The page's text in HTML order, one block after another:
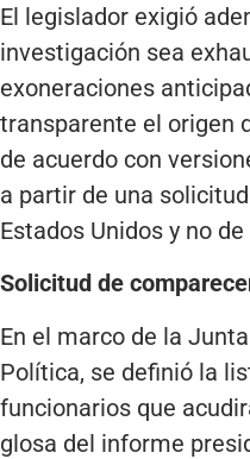
El legislador exigió
investigación sea
exoneraciones
transparente el origen
de acuerdo con
a partir de una
Estados Unidos y no
Solicitud de
En el marco de la
Política, se definió la
funcionarios que
glosa del informe